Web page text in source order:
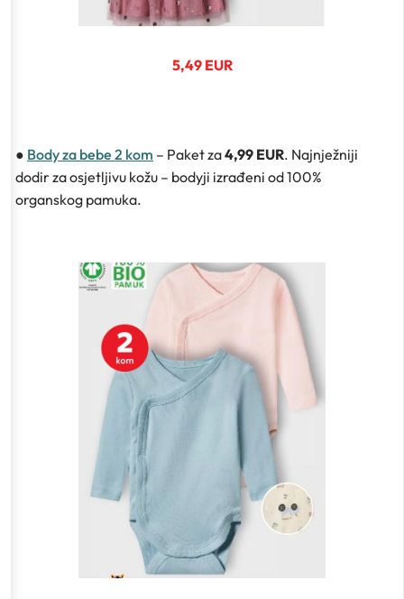
5,49 EUR
● Body za bebe 2 kom – Paket za4,99 EUR. Najnježniji
dodir za osjetljivu kožu – bodyji izrađeni od 100%
organskog pamuka.